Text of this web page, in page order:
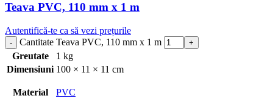
Teava PVC, 110 mm x 1 m
Autentifică-te ca să vezi prețurile
Cantitate Teava PVC, 110 mm x 1 m
Greutate
1 kg
Dimensiuni 100 × 11 × 11 cm
Material PVC